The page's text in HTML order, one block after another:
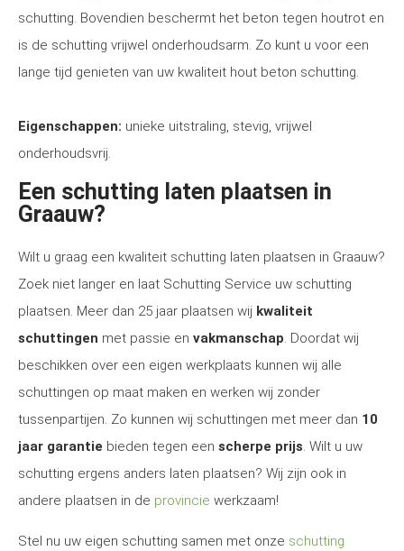
schutting. Bovendien beschermt het beton tegen houtrot en
is de schutting vrijwel onderhoudsarm. Zo kunt u voor een
lange tijd genieten van uw kwaliteit hout beton schutting.
Eigenschappen: unieke uitstraling, stevig, vrijwel
onderhoudsvrij.
Een schutting laten plaatsen in
Graauw?
Wilt u graag een kwaliteit schutting laten plaatsen in Graauw?
Zoek niet langer en laat Schutting Service uw schutting
plaatsen. Meer dan 25 jaar plaatsen wij kwaliteit
schuttingen met passie en vakmanschap. Doordat wij
beschikken over een eigen werkplaats kunnen wij alle
schuttingen op maat maken en werken wij zonder
tussenpartijen. Zo kunnen wij schuttingen met meer dan 10
jaar garantie bieden tegen een scherpe prijs. Wilt u uw
schutting ergens anders laten plaatsen? Wij zijn ook in
andere plaatsen in de provincie werkzaam!
Stel nu uw eigen schutting samen met onze schutting